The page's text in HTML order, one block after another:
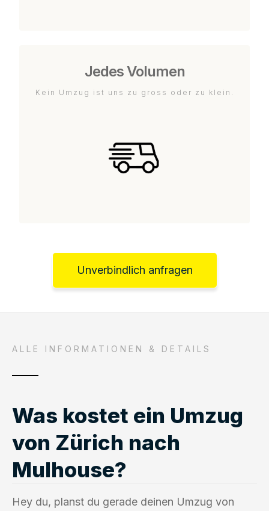
Jedes Volumen
Kein Umzug ist uns zu gross oder zu klein.
Unverbindlich anfragen
ALLE INFORMATIONEN & DETAILS
Was kostet ein Umzug
von Zürich nach
Mulhouse?
Hey du, planst du gerade deinen Umzug von